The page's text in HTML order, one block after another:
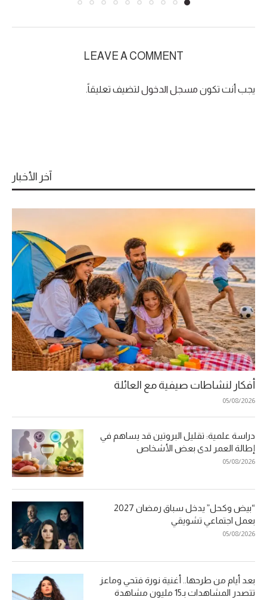
LEAVE A COMMENT
يجب أنت تكون مسجل الدخول لتضيف تعليقاً.
آخر الأخبار
أفكار لنشاطات صيفية مع العائلة
05/08/2026
دراسة علمية: تقليل البروتين قد يساهم في
إطالة العمر لدى بعض الأشخاص
05/08/2026
“بيض وكحل” يدخل سباق رمضان 2027
بعمل اجتماعي تشويقي
05/08/2026
بعد أيام من طرحها.. أغنية نورة فتحي وماعز
تتصدر المشاهدات بـ15 مليون مشاهدة